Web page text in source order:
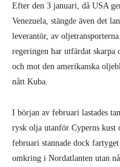
Efter den 3 januari, då USA
Venezuela, stängde även det
leverantör, av
regeringen har utfärdat
och mot den amerikanska
nått Kuba.
I början av februari lastades
rysk olja utanför Cyperns kust
februari stannade dock
omkring i Nordatlanten utan